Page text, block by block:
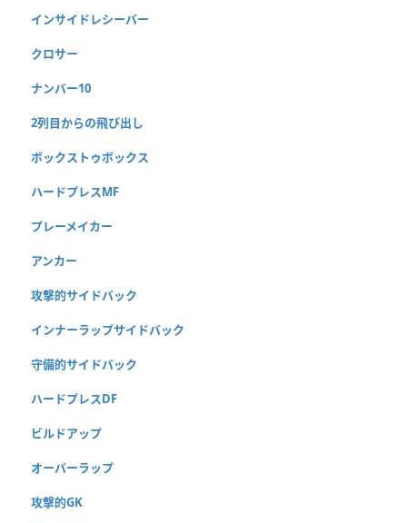
インサイドレシーバー
クロサー
ナンバー10
2列目からの飛び出し
ボックストゥボックス
ハードプレスMF
プレーメイカー
アンカー
攻撃的サイドバック
インナーラップサイドバック
守備的サイドバック
ハードプレスDF
ビルドアップ
オーバーラップ
攻撃的GK